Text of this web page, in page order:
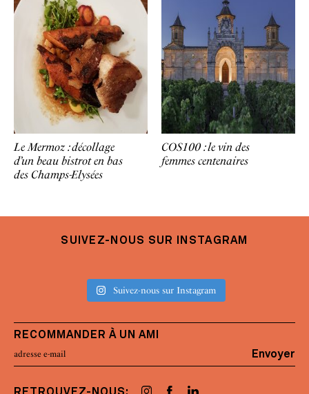
Le Mermoz : décollage
d’un beau bistrot en bas
des Champs-Elysées
COS100 : le vin des
femmes centenaires
SUIVEZ-NOUS SUR INSTAGRAM
Suivez-nous sur Instagram
RECOMMANDER À UN AMI
Envoyer